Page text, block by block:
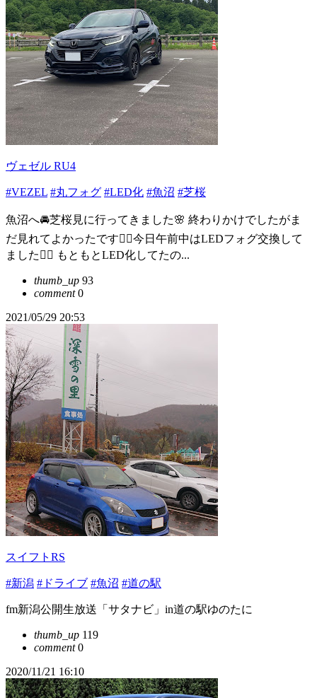
ヴェゼル RU4
#VEZEL #丸フォグ #LED化 #魚沼 #芝桜
魚沼へ🚘芝桜見に行ってきました🌸 終わりかけでしたがま
だ見れてよかったです🙆‍♂️今日午前中はLEDフォグ交換して
ました🙆‍♂️ もともとLED化してたの...
thumb_up 93
comment0
2021/05/29 20:53
スイフトRS
#新潟 #ドライブ #魚沼 #道の駅
fm新潟公開生放送「サタナビ」in道の駅ゆのたに
thumb_up 119
comment0
2020/11/21 16:10